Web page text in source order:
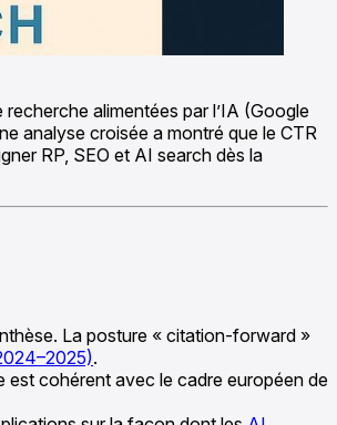
alimentées par l’IA (Google
analyse croisée a montré que le CTR
RP, SEO et AI search dès la
La posture « citation-forward »
.
est cohérent avec le cadre européen de